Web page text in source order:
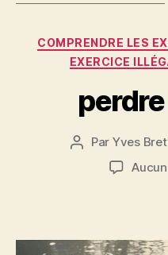
o
k
COMPRENDRE LES
EXERCICE
Auteur
l’article
Par Yves